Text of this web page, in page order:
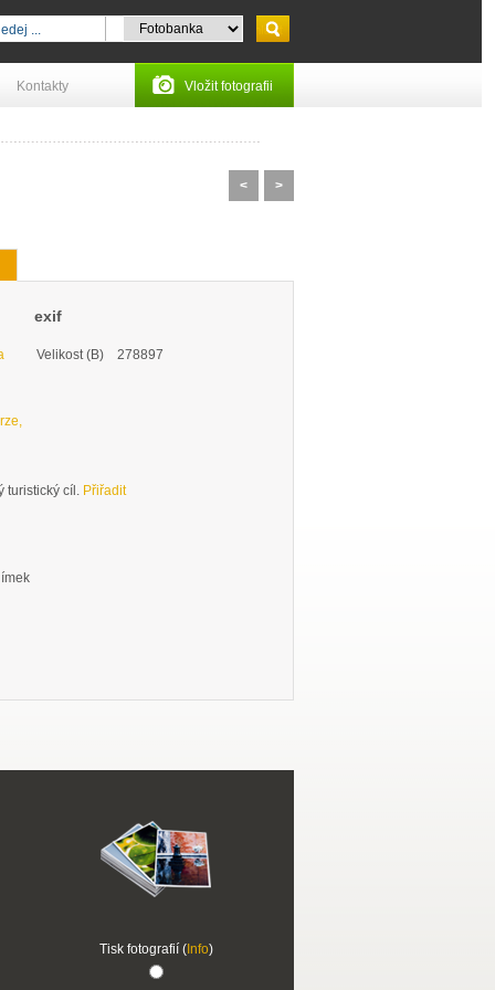
Kontakty Vložit fotografii
< >
exif
Velikost (B) 278897
turistický cíl. Přiřadit
Tisk fotografií (Info)